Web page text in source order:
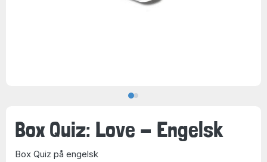
Box Quiz: Love - Engelsk
Box Quiz på engelsk